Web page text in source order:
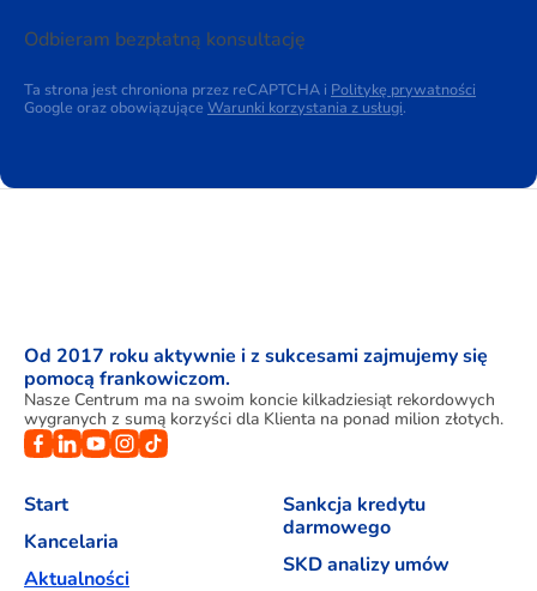
Odbieram bezpłatną konsultację
Ta strona jest chroniona przez reCAPTCHA i Politykę prywatności
Google oraz obowiązujące Warunki korzystania z usługi.
Od 2017 roku aktywnie i z sukcesami zajmujemy się
pomocą frankowiczom.
Nasze Centrum ma na swoim koncie kilkadziesiąt rekordowych
wygranych z sumą korzyści dla Klienta na ponad milion złotych.
Start
Kancelaria
Aktualności
Sankcja kredytu
darmowego
SKD analizy umów